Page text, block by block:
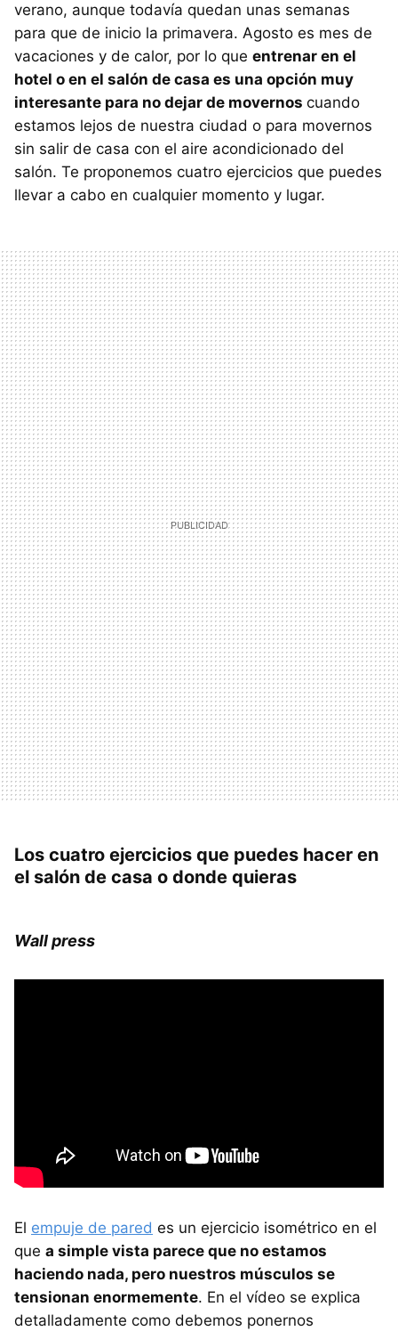
verano, aunque todavía quedan unas semanas
para que de inicio la primavera. Agosto es mes de
vacaciones y de calor, por lo que entrenar en el
hotel o en el salón de casa es una opción muy
interesante para no dejar de movernos cuando
estamos lejos de nuestra ciudad o para movernos
sin salir de casa con el aire acondicionado del
salón. Te proponemos cuatro ejercicios que puedes
llevar a cabo en cualquier momento y lugar.
Los cuatro ejercicios que puedes hacer en
el salón de casa o donde quieras
Wall press
El empuje de pared es un ejercicio isométrico en el
que a simple vista parece que no estamos
haciendo nada, pero nuestros músculos se
tensionan enormemente. En el vídeo se explica
detalladamente como debemos ponernos